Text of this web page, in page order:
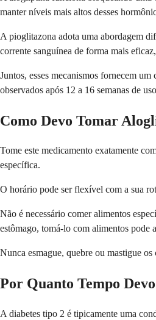
manter níveis mais altos desses
A pioglitazona adota uma abordagem
corrente sanguínea de forma mais
Juntos, esses mecanismos fornecem
observados após 12 a 16 semanas de
Como Devo Tomar
Tome este medicamento exatamente
específica.
O horário pode ser flexível com a sua
Não é necessário comer alimentos
estômago, tomá-lo com alimentos pode
Nunca esmague, quebre ou mastigue
Por Quanto Tempo
A diabetes tipo 2 é tipicamente uma